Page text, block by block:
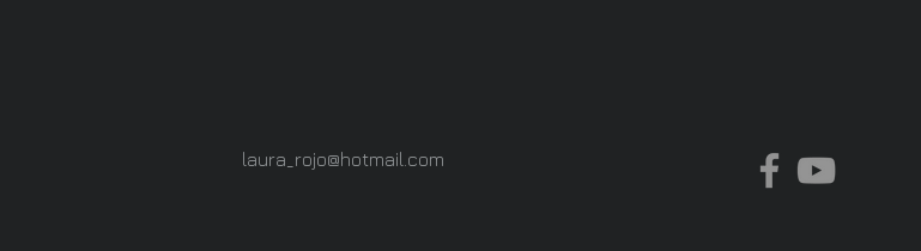
laura_rojo@hotmail.com